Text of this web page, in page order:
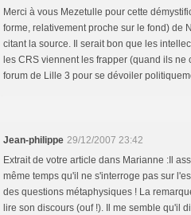
Merci à vous Mezetulle pour cette
forme, relativement proche sur le fond) de
citant la source. Il serait bon que les
les CRS viennent les frapper (quand ils
forum de Lille 3 pour se dévoiler
Jean-philippe 29/12/2007 23:42
Extrait de votre article dans Marianne :Il
même temps qu'il ne s'interroge pas sur
des questions métaphysiques ! La
lire son discours (ouf !). Il me semble qu'il